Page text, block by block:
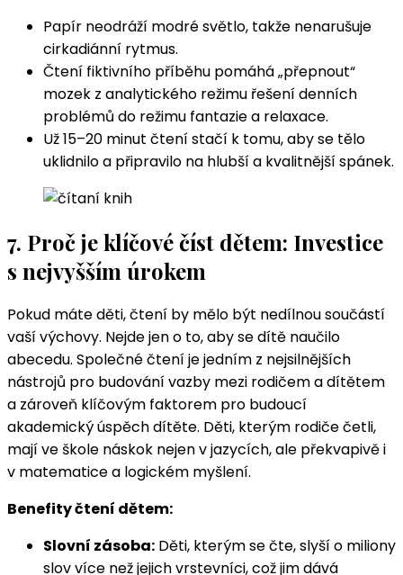
Papír neodráží modré světlo, takže nenarušuje
cirkadiánní rytmus.
Čtení fiktivního příběhu pomáhá „přepnout“
mozek z analytického režimu řešení denních
problémů do režimu fantazie a relaxace.
Už 15–20 minut čtení stačí k tomu, aby se tělo
uklidnilo a připravilo na hlubší a kvalitnější spánek.
7. Proč je klíčové číst dětem: Investice
s nejvyšším úrokem
Pokud máte děti, čtení by mělo být nedílnou součástí
vaší výchovy. Nejde jen o to, aby se dítě naučilo
abecedu. Společné čtení je jedním z nejsilnějších
nástrojů pro budování vazby mezi rodičem a dítětem
a zároveň klíčovým faktorem pro budoucí
akademický úspěch dítěte. Děti, kterým rodiče četli,
mají ve škole náskok nejen v jazycích, ale překvapivě i
v matematice a logickém myšlení.
Benefity čtení dětem:
Slovní zásoba: Děti, kterým se čte, slyší o miliony
slov více než jejich vrstevníci, což jim dává